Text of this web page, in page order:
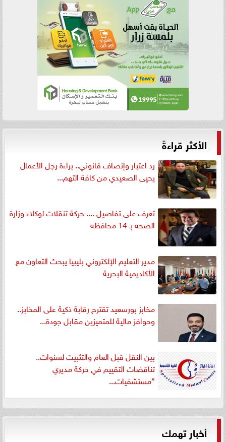
الأكثر قراءةً
رد اعتبار وإنصاف قانوني.. براءة رجل الأعمال
يحيى الصعيدي من كافة التهم...
تعرف على تفاصيل .... حركة تنقلات لوكلاء وزارة
الصحه بـ 14 محافظه
مدير التعليم الإلكتروني بليبيا يبحث التعاون مع
الأكاديمية البحرية
مخابز بورسعيد تقترح رقابة ذكية على المخابز..
وحوافز مالية للمتميزين مقابل جودة...
بين النقل قبل العام والتثبيت لسنوات..
تناقضات التقييم في حركة مديري
”مستشفيات...
أخبار تهمك